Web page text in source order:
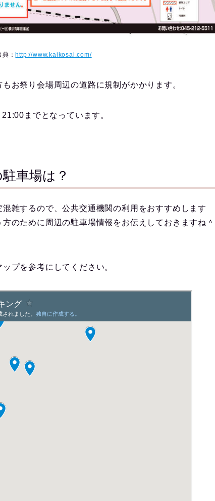
典： http://www.kaikosai.com/
お祭り会場周辺の道路に規制がかかります。
までとなっています。
車場は？
雑するので、公共交通機関の利用をおすすめします
のために周辺の駐車場情報をお伝えしておきますね＾
プを参考にしてください。